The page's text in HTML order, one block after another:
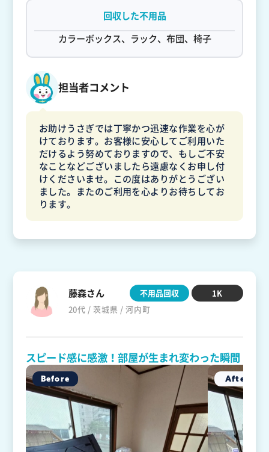
回収した不用品
カラーボックス、ラック、布団、椅子
担当者コメント
お助けうさぎでは丁寧かつ迅速な作業を心が
けております。お客様に安心してご利用いた
だけるよう努めておりますので、もしご不安
なことなどございましたら遠慮なくお申し付
けくださいませ。この度はありがとうござい
ました。またのご利用を心よりお待ちしてお
ります。
藤森さん
20代 / 茨城県 / 河内町
不用品回収 1K
スピード感に感激！部屋が生まれ変わった瞬間